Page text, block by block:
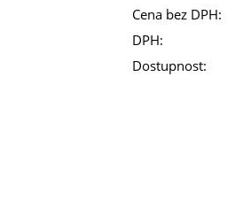
Cena bez DPH:
DPH:
Dostupnost: